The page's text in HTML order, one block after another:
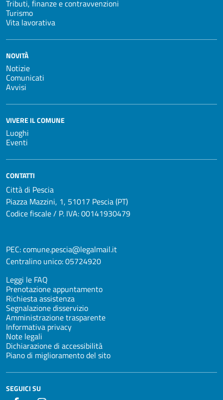
Tributi, finanze e contravvenzioni
Turismo
Vita lavorativa
NOVITÀ
Notizie
Comunicati
Avvisi
VIVERE IL COMUNE
Luoghi
Eventi
CONTATTI
Città di Pescia
Piazza Mazzini, 1, 51017 Pescia (PT)
Codice fiscale / P. IVA: 00141930479
PEC:comune.pescia@legalmail.it
Centralino unico:05724920
Leggi le FAQ
Prenotazione appuntamento
Richiesta assistenza
Segnalazione disservizio
Amministrazione trasparente
Informativa privacy
Note legali
Dichiarazione di accessibilità
Piano di miglioramento del sito
SEGUICI SU